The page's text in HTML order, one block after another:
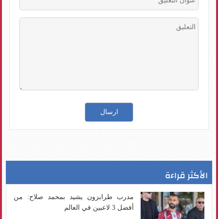
الأكثر قراءة
مدرب طرابزون يشيد بمحمد صلاح: من
أفضل 3 لاعبين في العالم